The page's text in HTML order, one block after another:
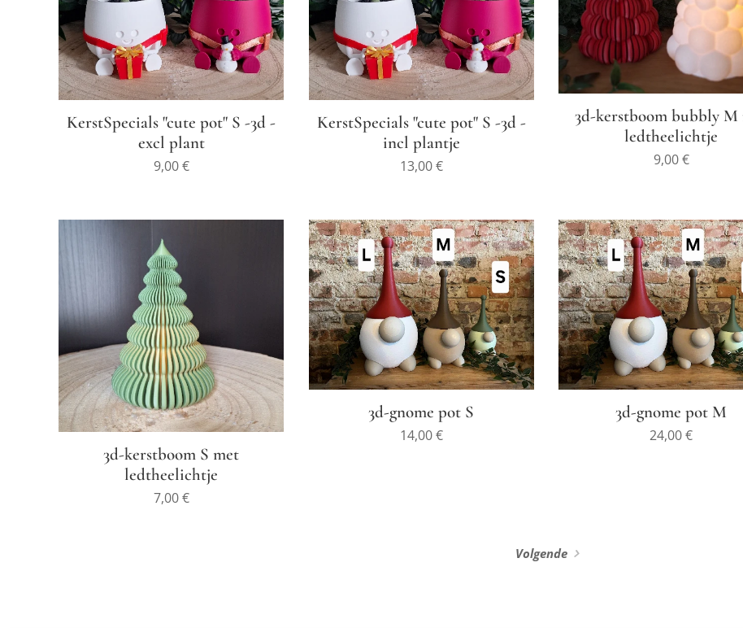
KerstSpecials "cute pot" S -3d -
excl plant
9,00€
KerstSpecials "cute pot" S -3d -
incl plantje
13,00€
3d-kerstboom bubbly M
ledtheelichtje
9,00€
3d-kerstboom S met
ledtheelichtje
7,00€
3d-gnome pot S
14,00€
3d-gnome pot M
24,00€
Volgende